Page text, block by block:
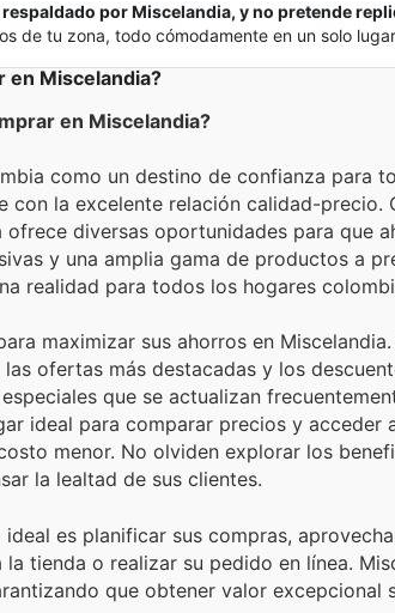
por Miscelandia, y no pretende
de tu zona, todo cómodamente en un solo
en Miscelandia?
en Miscelandia?
como un destino de confianza para
con la excelente relación calidad-
diversas oportunidades para que
y una amplia gama de productos a
realidad para todos los hogares
maximizar sus ahorros en
ofertas más destacadas y los
que se actualizan
ideal para comparar precios y
menor. No olviden explorar los
la lealtad de sus clientes.
es planificar sus compras,
tienda o realizar su pedido en línea.
que obtener valor excepcional